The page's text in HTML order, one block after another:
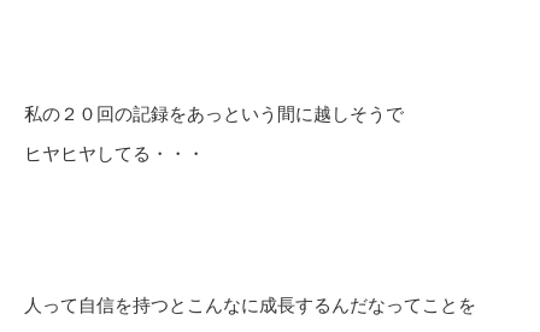
私の２０回の記録をあっという間に越しそうで
ヒヤヒヤしてる・・・
人って自信を持つとこんなに成長するんだなってことを